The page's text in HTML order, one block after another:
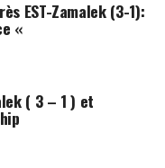
EST-Zamalek (3-1):
«
( 3 – 1 ) et